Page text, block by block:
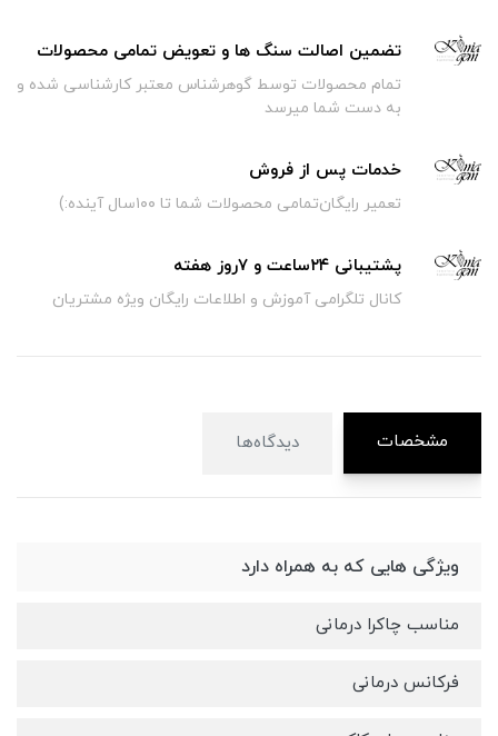
تضمین اصالت سنگ ها و تعویض تمامی محصولات
تمام محصولات توسط گوهرشناس معتبر کارشناسی شده و
به دست شما میرسد
خدمات پس از فروش
تعمیر رایگان‌تمامی محصولات شما تا ۱۰۰سال آینده:)
پشتیبانی ۲۴ساعت و ۷روز هفته
کانال تلگرامی آموزش و اطلاعات رایگان ویژه مشتریان
مشخصات دیدگاه‌ها
ویژگی هایی که به همراه دارد
مناسب چاکرا درمانی
فرکانس درمانی